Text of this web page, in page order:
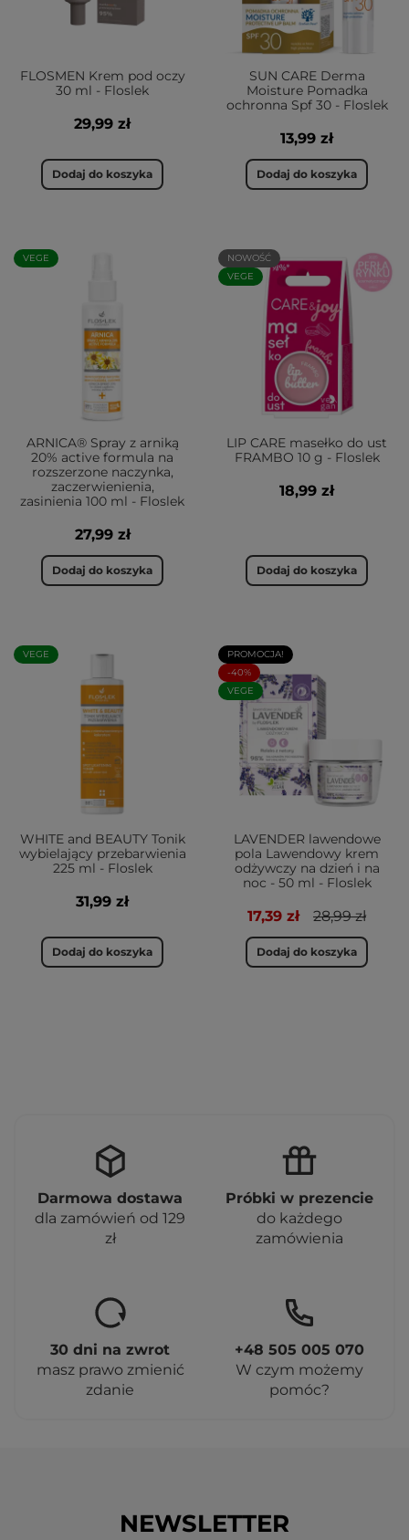
FLOSMEN Krem pod oczy
30 ml - Floslek
29,99 zł
Dodaj do koszyka
SUN CARE Derma
Moisture Pomadka
ochronna Spf 30 - Floslek
13,99 zł
Dodaj do koszyka
VEGE
ARNICA® Spray z arniką
20% active formula na
rozszerzone naczynka,
zaczerwienienia,
zasinienia 100 ml - Floslek
27,99 zł
Dodaj do koszyka
NOWOŚĆ
VEGE
LIP CARE masełko do ust
FRAMBO 10 g - Floslek
18,99 zł
Dodaj do koszyka
VEGE
WHITE and BEAUTY Tonik
wybielający przebarwienia
225 ml - Floslek
31,99 zł
Dodaj do koszyka
PROMOCJA!
-40%
VEGE
LAVENDER lawendowe
pola Lawendowy krem
odżywczy na dzień i na
noc - 50 ml - Floslek
17,39 zł 28,99 zł
Dodaj do koszyka
Darmowa dostawa
dla zamówień od 129
zł
Próbki w prezencie
do każdego
zamówienia
30 dni na zwrot
masz prawo zmienić
zdanie
+48 505 005 070
W czym możemy
pomóc?
NEWSLETTER